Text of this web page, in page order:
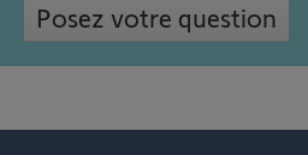
Posez votre question